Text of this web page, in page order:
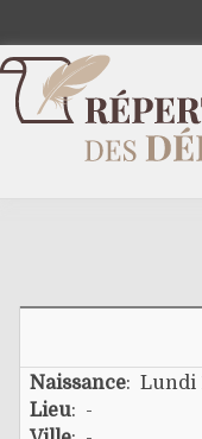
Naissance: Lundi
Lieu: -